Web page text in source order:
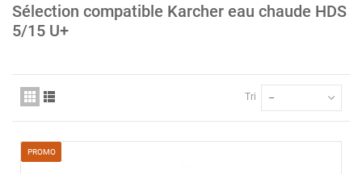
Sélection compatible Karcher eau chaude HDS
5/15 U+
Tri --
PROMO